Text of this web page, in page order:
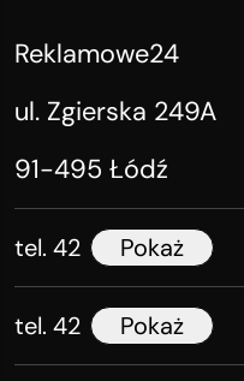
Reklamowe24
ul. Zgierska 249A
91-495 Łódź
tel. 42 Pokaż
tel. 42 Pokaż